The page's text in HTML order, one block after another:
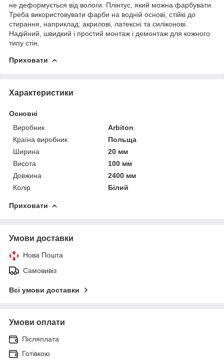
не деформується від вологи. Плінтус, який можна фарбувати.
Треба використовувати фарби на водній основі, стійкі до
стирання, наприклад: акрилові, латексні та силіконові.
Надійний, швидкий і простий монтаж і демонтаж для кожного
типу стін.
Приховати
Характеристики
Основні
Виробник
Arbiton
Країна виробник
Польща
Ширина
20 мм
Висота
100 мм
Довжина
2400 мм
Колір
Білий
Приховати
Умови доставки
Нова Пошта
Самовивіз
Всі умови доставки
Умови оплати
Післяплата
Готівкою